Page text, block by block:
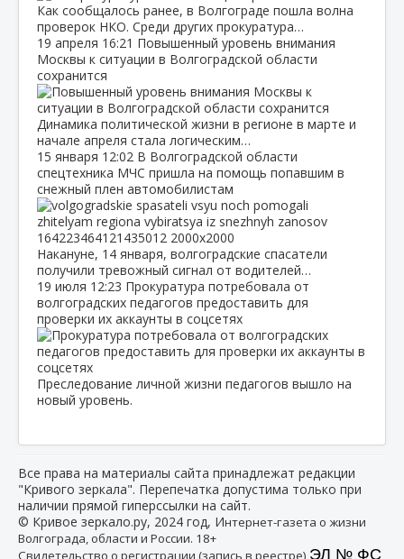
Как сообщалось ранее, в Волгограде пошла волна
проверок НКО. Среди других прокуратура…
19 апреля 16:21 Повышенный уровень внимания
Москвы к ситуации в Волгоградской области
сохранится
Динамика политической жизни в регионе в марте и
начале апреля стала логическим…
15 января 12:02 В Волгоградской области
спецтехника МЧС пришла на помощь попавшим в
снежный плен автомобилистам
Накануне, 14 января, волгоградские спасатели
получили тревожный сигнал от водителей…
19 июля 12:23 Прокуратура потребовала от
волгоградских педагогов предоставить для
проверки их аккаунты в соцсетях
Преследование личной жизни педагогов вышло на
новый уровень.
Все права на материалы сайта принадлежат редакции
"Кривого зеркала". Перепечатка допустима только при
наличии прямой гиперссылки на сайт.
© Кривое зеркало.ру, 2024 год, Интернет-газета о жизни
Волгограда, области и России. 18+
Свидетельство о регистрации (запись в реестре) ЭЛ № ФС